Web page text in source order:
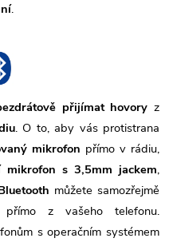
.
přijímat hovory z
. O to, aby vás protistrana
mikrofon přímo v rádiu,
mikrofon s 3,5mm jackem,
můžete samozřejmě
přímo z vašeho telefonu.
s operačním systémem